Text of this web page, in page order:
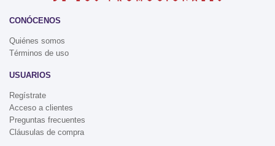
CONÓCENOS
Quiénes somos
Términos de uso
USUARIOS
Regístrate
Acceso a clientes
Preguntas frecuentes
Cláusulas de compra